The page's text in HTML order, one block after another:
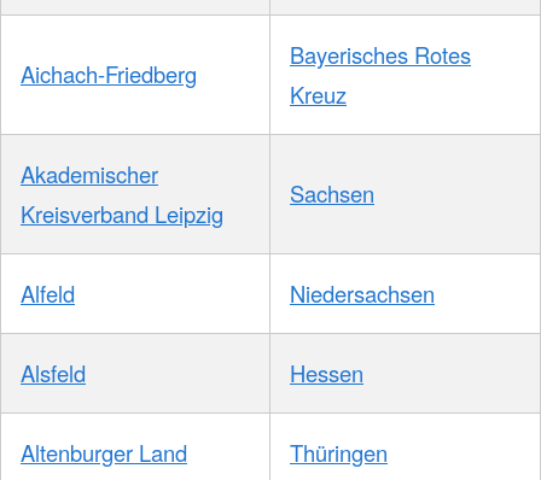
Aichach-Friedberg
Bayerisches Rotes
Kreuz
Akademischer
Kreisverband Leipzig
Sachsen
Alfeld Niedersachsen
Alsfeld Hessen
Altenburger Land Thüringen